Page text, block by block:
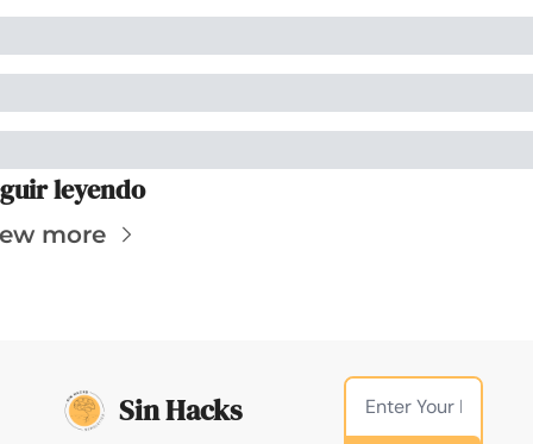
leyendo
more
Sin Hacks